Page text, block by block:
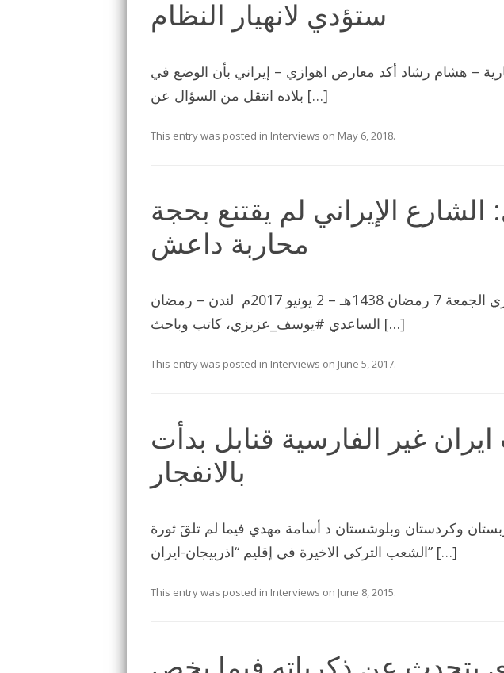
ستؤدي لانهيار النظام
العين الإخبارية – هشام رشاد أكد معارض اهوازي – إيراني بأن الوضع في
بلاده انتقل من السؤال عن […]
This entry was posted in Interviews on May 6, 2018.
الإيراني لم يقتنع بحجة
محاربة داعش
العربية نت تحاور يوسف عزيزي الجمعة 7 رمضان 1438هـ – 2 يونيو 2017م لندن – رمضان
الساعدي #يوسف_عزيزي، كاتب وباحث […]
This entry was posted in Interviews on June 5, 2017.
غير الفارسية قنابل بدأت
بالانفجار
وكردستان وبلوشستان د أسامة مهدي فيما لم تلقَ ثورة
الشعب التركي الاخيرة في إقليم “اذربيجان-ايران” […]
This entry was posted in Interviews on June 8, 2015.